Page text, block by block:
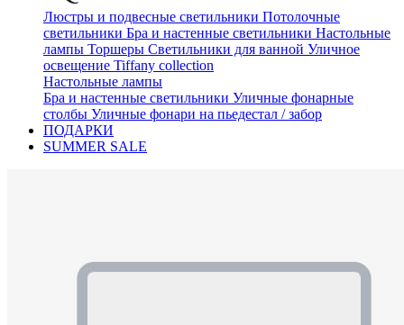
Люстры и подвесные светильники Потолочные
светильники Бра и настенные светильники Настольные
лампы Торшеры Светильники для ванной Уличное
освещение Tiffany collection
Настольные лампы
Бра и настенные светильники Уличные фонарные
столбы Уличные фонари на пьедестал / забор
ПОДАРКИ
SUMMER SALE